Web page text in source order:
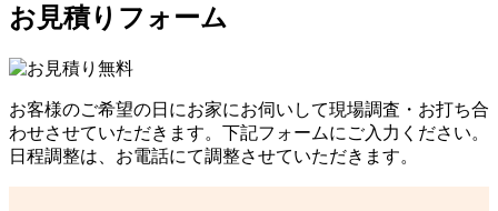
お見積りフォーム
お客様のご希望の日にお家にお伺いして現場調査・お打ち合
わせさせていただきます。下記フォームにご入力ください。
日程調整は、お電話にて調整させていただきます。